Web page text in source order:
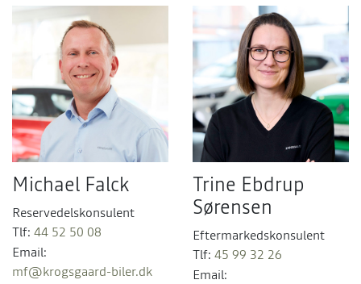
Michael Falck
Reservedelskonsulent
Tlf: 44 52 50 08
Email:
mf@krogsgaard-biler.dk
Trine Ebdrup
Sørensen
Eftermarkedskonsulent
Tlf: 45 99 32 26
Email: